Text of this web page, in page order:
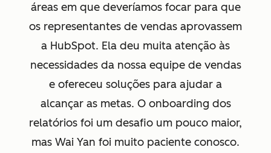
áreas em que deveríamos focar para que
os representantes de vendas aprovassem
a HubSpot. Ela deu muita atenção às
necessidades da nossa equipe de vendas
e ofereceu soluções para ajudar a
alcançar as metas. O onboarding dos
relatórios foi um desafio um pouco maior,
mas Wai Yan foi muito paciente conosco.